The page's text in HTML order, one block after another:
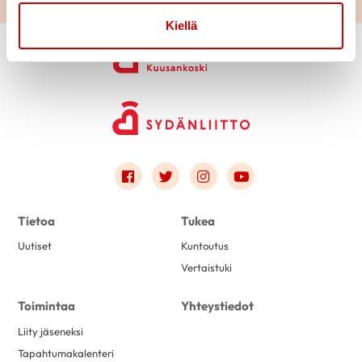
Kiellä
Link to facebook
Link to twitter
Link to instagram
Link to youtube
Tietoa
Uutiset
Tukea
Kuntoutus
Vertaistuki
Toimintaa
Liity jäseneksi
Tapahtumakalenteri
Yhteystiedot